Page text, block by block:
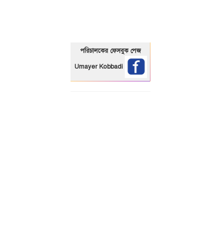
পরিচালকের ফেসবুক পেজ
Umayer Kobbadi